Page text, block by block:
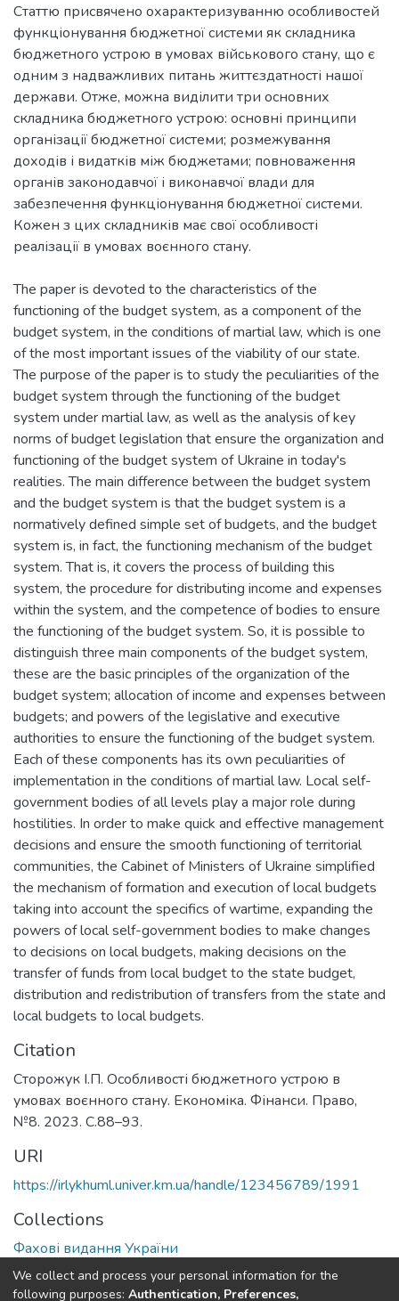
Статтю присвячено охарактеризуванню особливостей
функціонування бюджетної системи як складника
бюджетного устрою в умовах військового стану, що є
одним з надважливих питань життєздатності нашої
держави. Отже, можна виділити три основних
складника бюджетного устрою: основні принципи
організації бюджетної системи; розмежування
доходів і видатків між бюджетами; повноваження
органів законодавчої і виконавчої влади для
забезпечення функціонування бюджетної системи.
Кожен з цих складників має свої особливості
реалізації в умовах воєнного стану.
The paper is devoted to the characteristics of the
functioning of the budget system, as a component of the
budget system, in the conditions of martial law, which is one
of the most important issues of the viability of our state.
The purpose of the paper is to study the peculiarities of the
budget system through the functioning of the budget
system under martial law, as well as the analysis of key
norms of budget legislation that ensure the organization and
functioning of the budget system of Ukraine in today's
realities. The main difference between the budget system
and the budget system is that the budget system is a
normatively defined simple set of budgets, and the budget
system is, in fact, the functioning mechanism of the budget
system. That is, it covers the process of building this
system, the procedure for distributing income and expenses
within the system, and the competence of bodies to ensure
the functioning of the budget system. So, it is possible to
distinguish three main components of the budget system,
these are the basic principles of the organization of the
budget system; allocation of income and expenses between
budgets; and powers of the legislative and executive
authorities to ensure the functioning of the budget system.
Each of these components has its own peculiarities of
implementation in the conditions of martial law. Local self-
government bodies of all levels play a major role during
hostilities. In order to make quick and effective management
decisions and ensure the smooth functioning of territorial
communities, the Cabinet of Ministers of Ukraine simplified
the mechanism of formation and execution of local budgets
taking into account the specifics of wartime, expanding the
powers of local self-government bodies to make changes
to decisions on local budgets, making decisions on the
transfer of funds from local budget to the state budget,
distribution and redistribution of transfers from the state and
local budgets to local budgets.
Citation
Сторожук І.П. Особливості бюджетного устрою в
умовах воєнного стану. Економіка. Фінанси. Право,
№8. 2023. С.88–93.
URI
https://irlykhuml.univer.km.ua/handle/123456789/1991
Collections
Фахові видання України
Full item page
We collect and process your personal information for the
following purposes: Authentication, Preferences,